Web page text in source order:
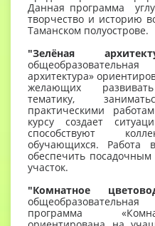
Данная программа
творчество и историю
Таманском полуострове.
"Зелёная
архитектура»
желающих развивать
тематику,
практическими
курсу создает
способствуют
обучающихся. Работа
обеспечить
участок.
"Комнатное
программа